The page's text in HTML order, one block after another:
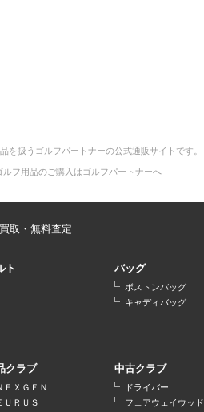
扱うゴルフパートナーの公式通販サイトです。
フ用品のご購入はゴルフパートナーへ
買取・無料査定
ト バッグ
ボストンバッグ
キャディバッグ
クラブ
ＥＸＧＥＮ
ＵＲＵＳ
中古クラブ
ドライバー
フェアウェイウッド